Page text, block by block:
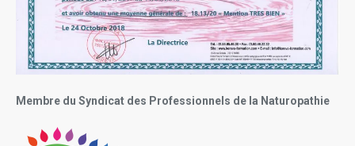
Membre du Syndicat des Professionnels de la Naturopathie